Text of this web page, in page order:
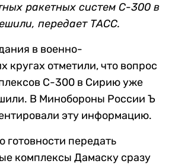
ракетных систем С-300 в
передает ТАСС.
в военно-
кругах отметили, что вопрос
С-300 в Сирию уже
В Минобороны России Ъ
эту информацию.
готовности передать
комплексы Дамаску сразу